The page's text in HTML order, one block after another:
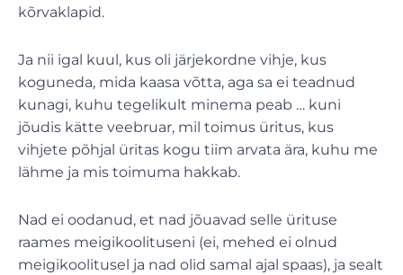
kõrvaklapid.
Ja nii igal kuul, kus oli järjekordne vihje, kus
koguneda, mida kaasa võtta, aga sa ei teadnud
kunagi, kuhu tegelikult minema peab … kuni
jõudis kätte veebruar, mil toimus üritus, kus
vihjete põhjal üritas kogu tiim arvata ära, kuhu me
lähme ja mis toimuma hakkab.
Nad ei oodanud, et nad jõuavad selle ürituse
raames meigikoolituseni (ei, mehed ei olnud
meigikoolitusel ja nad olid samal ajal spaas), ja sealt